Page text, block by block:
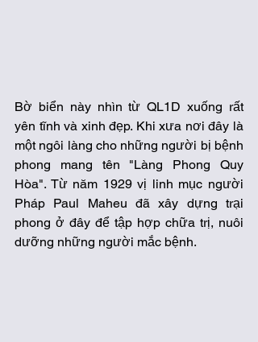
Bờ biển này nhìn từ QL1D xuống rất
yên tĩnh và xinh đẹp. Khi xưa nơi đây là
một ngôi làng cho những người bị bệnh
phong mang tên "Làng Phong Quy
Hòa". Từ năm 1929 vị linh mục người
Pháp Paul Maheu đã xây dựng trại
phong ở đây để tập hợp chữa trị, nuôi
dưỡng những người mắc bệnh.